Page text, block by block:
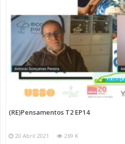
(RE)Pensamentos T2 EP14
20 Abril 2021 269 K